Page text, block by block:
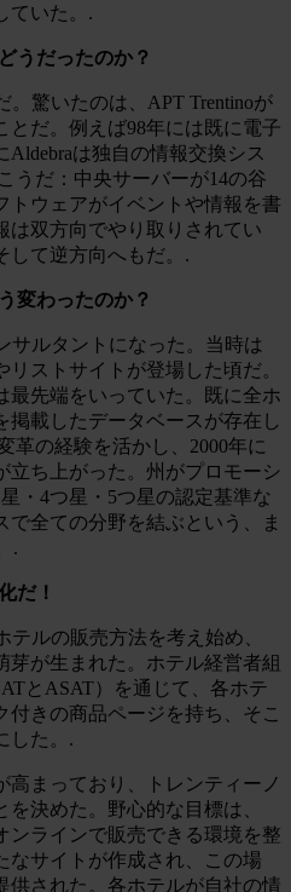
ていた。.
うだったのか？
。驚いたのは、APT Trentinoが
とだ。例えば98年には既に電子
Aldebraは独自の情報交換シス
うだ：中央サーバーが14の谷
トウェアがイベントや情報を書
は双方向でやり取りされてい
して逆方向へもだ。.
変わったのか？
サルタントになった。当時は
ストサイトが登場した頃だ。
最先端をいっていた。既に全ホ
掲載したデータベースが存在し
革の経験を活かし、2000年に
立ち上がった。州がプロモーシ
・4つ星・5つ星の認定基準な
で全ての分野を結ぶという、ま
.
だ！
テルの販売方法を考え始め、
芽が生まれた。ホテル経営者組
とASAT）を通じて、各ホテ
付きの商品ページを持ち、そこ
した。.
高まっており、トレンティーノ
決めた。野心的な目標は、
ンラインで販売できる環境を整
なサイトが作成され、この場
供された。各ホテルが自社の情